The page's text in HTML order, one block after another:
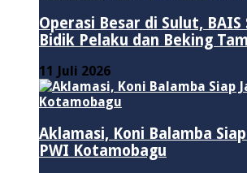
Operasi Besar di Sulut, BAIS
Bidik Pelaku dan Beking
11 Juli 2026
Aklamasi, Koni Balamba
PWI Kotamobagu